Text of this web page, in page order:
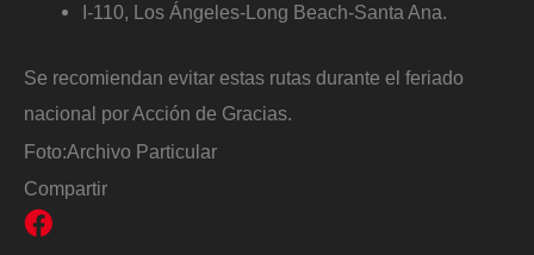
I-110, Los Ángeles-Long Beach-Santa Ana.
Se recomiendan evitar estas rutas durante el feriado
nacional por Acción de Gracias.
Foto:Archivo Particular
Compartir